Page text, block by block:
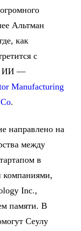
Альтман
как
с
ИИ —
Manufacturing
.
направлено на
между
в
компаниями,
Inc.,
памяти. В
Сеулу